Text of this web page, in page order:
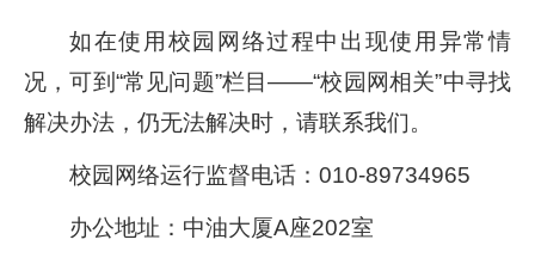
如在使用校园网络过程中出现使用异常情
况，可到“常见问题”栏目——“校园网相关”中寻找
解决办法，仍无法解决时，请联系我们。
校园网络运行监督电话：010-89734965
办公地址：中油大厦A座202室